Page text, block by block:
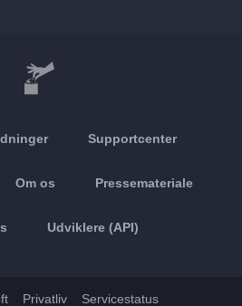
Supportcenter
Om os Pressemateriale
Udviklere (API)
Privatliv Servicestatus